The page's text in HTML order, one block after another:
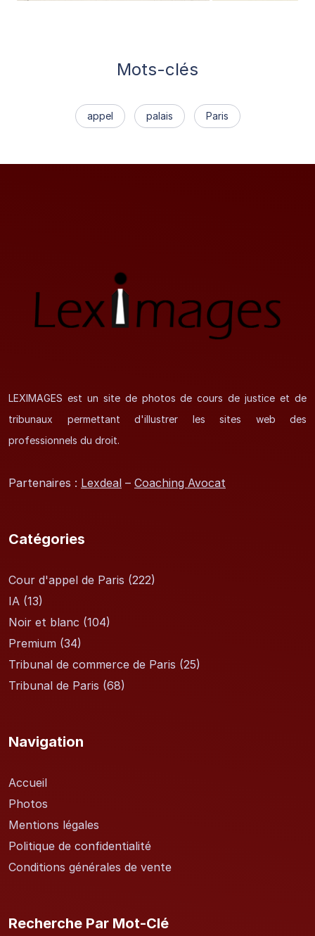
Mots-clés
appel palais Paris
LEXIMAGES est un site de photos de cours de justice et de
tribunaux permettant d'illustrer les sites web des
professionnels du droit.
Partenaires : Lexdeal – Coaching Avocat
Catégories
Cour d'appel de Paris (222)
IA (13)
Noir et blanc (104)
Premium (34)
Tribunal de commerce de Paris (25)
Tribunal de Paris (68)
Navigation
Accueil
Photos
Mentions légales
Politique de confidentialité
Conditions générales de vente
Recherche Par Mot-Clé